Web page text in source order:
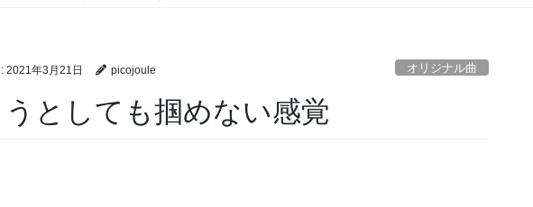
2021年3月21日 picojoule オリジナル曲
としても掴めない感覚